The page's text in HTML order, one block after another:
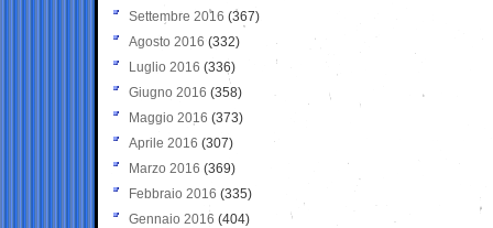
Settembre 2016 (367)
Agosto 2016 (332)
Luglio 2016 (336)
Giugno 2016 (358)
Maggio 2016 (373)
Aprile 2016 (307)
Marzo 2016 (369)
Febbraio 2016 (335)
Gennaio 2016 (404)